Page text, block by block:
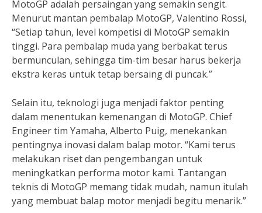
MotoGP adalah persaingan yang semakin sengit.
Menurut mantan pembalap MotoGP, Valentino Rossi,
“Setiap tahun, level kompetisi di MotoGP semakin
tinggi. Para pembalap muda yang berbakat terus
bermunculan, sehingga tim-tim besar harus bekerja
ekstra keras untuk tetap bersaing di puncak.”
Selain itu, teknologi juga menjadi faktor penting
dalam menentukan kemenangan di MotoGP. Chief
Engineer tim Yamaha, Alberto Puig, menekankan
pentingnya inovasi dalam balap motor. “Kami terus
melakukan riset dan pengembangan untuk
meningkatkan performa motor kami. Tantangan
teknis di MotoGP memang tidak mudah, namun itulah
yang membuat balap motor menjadi begitu menarik.”